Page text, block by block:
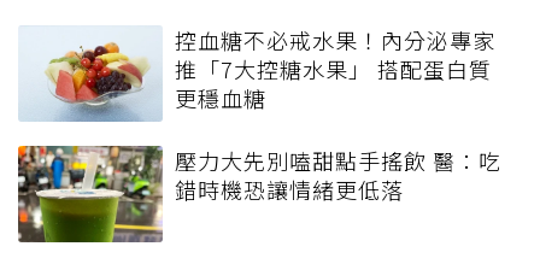
控血糖不必戒水果！內分泌專家
推「7大控糖水果」 搭配蛋白質
更穩血糖
壓力大先別嗑甜點手搖飲 醫：吃
錯時機恐讓情緒更低落